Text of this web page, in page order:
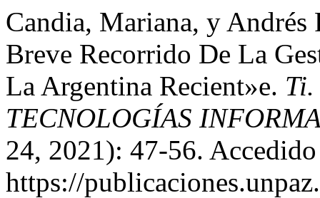
Candia, Mariana, y
Breve Recorrido De La
La Argentina Recient»e.
TECNOLOGÍAS
24, 2021): 47-56.
https://